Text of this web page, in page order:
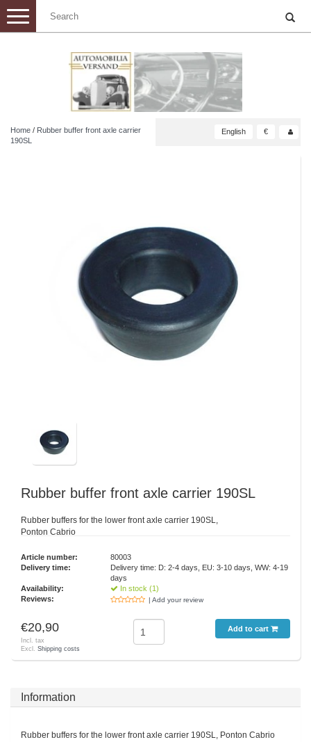
Toggle
navigation
Home / Rubber buffer front axle carrier
190SL
English €
Rubber buffer front axle carrier 190SL
Rubber buffers for the lower front axle carrier 190SL,
Ponton Cabrio
Article number:
80003
Delivery time:
Delivery time: D: 2-4 days, EU: 3-10 days, WW: 4-19
days
Availability:
In stock (1)
Reviews:
| Add your review
€20,90
Incl. tax
Excl. Shipping costs
Add to cart
Information
Rubber buffers for the lower front axle carrier 190SL, Ponton Cabrio